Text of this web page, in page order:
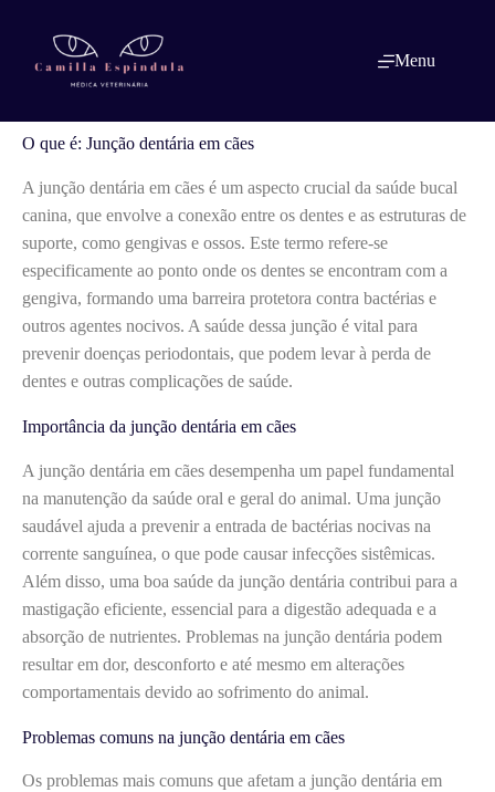
conteúdo
Menu
O que é: Junção dentária em cães
O que é: Junção dentária em cães
A junção dentária em cães é um aspecto crucial da saúde bucal
canina, que envolve a conexão entre os dentes e as estruturas de
suporte, como gengivas e ossos. Este termo refere-se
especificamente ao ponto onde os dentes se encontram com a
gengiva, formando uma barreira protetora contra bactérias e
outros agentes nocivos. A saúde dessa junção é vital para
prevenir doenças periodontais, que podem levar à perda de
dentes e outras complicações de saúde.
Importância da junção dentária em cães
A junção dentária em cães desempenha um papel fundamental
na manutenção da saúde oral e geral do animal. Uma junção
saudável ajuda a prevenir a entrada de bactérias nocivas na
corrente sanguínea, o que pode causar infecções sistêmicas.
Além disso, uma boa saúde da junção dentária contribui para a
mastigação eficiente, essencial para a digestão adequada e a
absorção de nutrientes. Problemas na junção dentária podem
resultar em dor, desconforto e até mesmo em alterações
comportamentais devido ao sofrimento do animal.
Problemas comuns na junção dentária em cães
Os problemas mais comuns que afetam a junção dentária em